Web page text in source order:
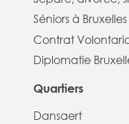
Séniors à Bruxelles
Contrat
Diplomatie
Quartiers
Dansaert